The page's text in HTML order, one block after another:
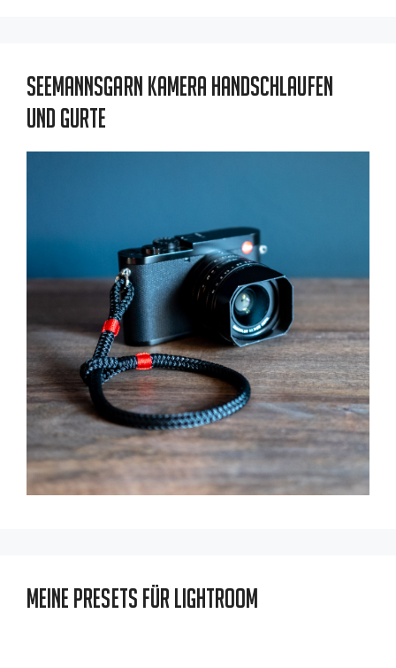
Seemannsgarn Kamera Handschlaufen
und Gurte
Meine Presets für Lightroom